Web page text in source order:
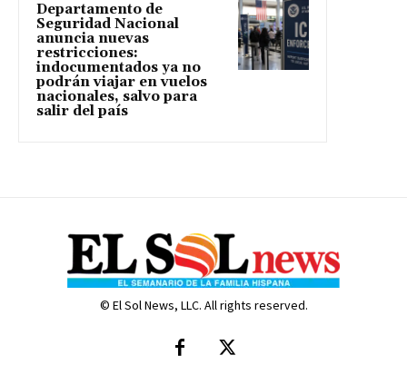
Departamento de
Seguridad Nacional
anuncia nuevas
restricciones:
indocumentados ya no
podrán viajar en vuelos
nacionales, salvo para
salir del país
© El Sol News, LLC. All rights reserved.